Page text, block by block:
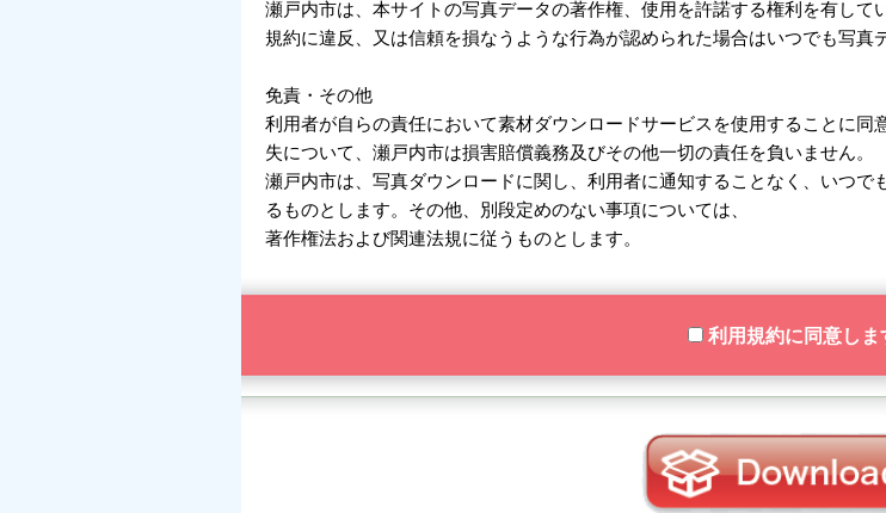
瀬戸内市は、本サイトの写真データの著作権、使用を許諾する権利を有して
規約に違反、又は信頼を損なうような行為が認められた場合はいつでも写真
免責・その他
利用者が自らの責任において素材ダウンロードサービスを使用することに
失について、瀬戸内市は損害賠償義務及びその他一切の責任を負いません。
瀬戸内市は、写真ダウンロードに関し、利用者に通知することなく、いつ
るものとします。その他、別段定めのない事項については、
著作権法および関連法規に従うものとします。
利用規約に同意しま